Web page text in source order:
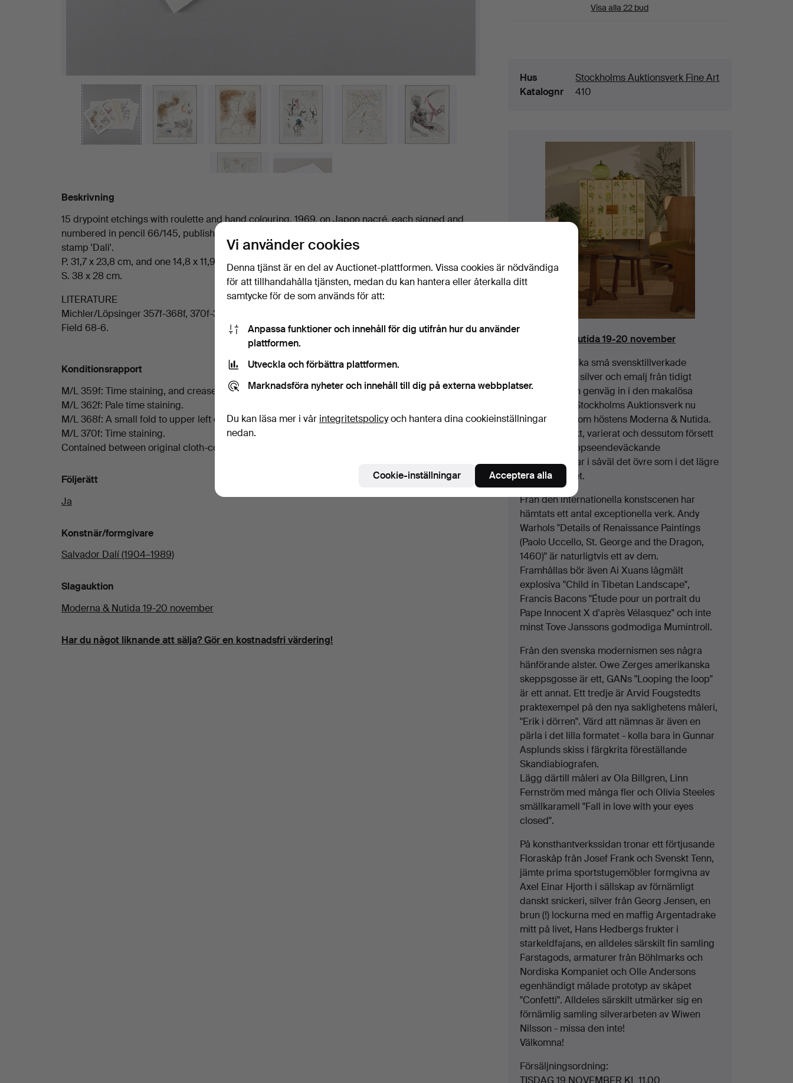
Beskrivning
15 drypoint etchings with roulette and hand colouring, 1969, on Japon nacré, each signed and
numbered in pencil 66/145, published by Éditions Argillet, Paris, with full margins, and blind
stamp 'Dali'.
P. 31,7 x 23,8 cm, and one 14,8 x 11,9 cm (M/L 372f).
S. 38 x 28 cm.
LITERATURE
Michler/Löpsinger 357f-368f, 370f-372f.
Field 68-6.
Konditionsrapport
M/L 359f: Time staining, and creases to upper edge.
M/L 362f: Pale time staining.
M/L 368f: A small fold to upper left corner.
M/L 370f: Time staining.
Contained between original cloth-covered covers.
Följerätt
Ja
Konstnär/formgivare
Salvador Dalí (1904–1989)
Slagauktion
Moderna & Nutida 19-20 november
Har du något liknande att sälja? Gör en kostnadsfri värdering!
Visa alla 22 bud
Hus
Stockholms Auktionsverk Fine Art
Katalognr
410
Moderna & Nutida 19-20 november
Ett par drömlika små svensktillverkade
bonbonjärer i silver och emalj från tidigt
1900-tal är en genväg in i den makalösa
katalog som Stockholms Auktionsverk nu
presenterar som höstens Moderna & Nutida.
Utbudet är rikt, varierat och dessutom försett
med några uppseendeväckande
överraskningar i såväl det övre som i det lägre
prissegmentet.
Från den internationella konstscenen har
hämtats ett antal exceptionella verk. Andy
Warhols "Details of Renaissance Paintings
(Paolo Uccello, St. George and the Dragon,
1460)" är naturligtvis ett av dem.
Framhållas bör även Ai Xuans lågmält
explosiva "Child in Tibetan Landscape",
Francis Bacons "Étude pour un portrait du
Pape Innocent X d'après Vélasquez" och inte
minst Tove Janssons godmodiga Mumintroll.
Från den svenska modernismen ses några
hänförande alster. Owe Zerges amerikanska
skeppsgosse är ett, GANs "Looping the loop"
är ett annat. Ett tredje är Arvid Fougstedts
praktexempel på den nya saklighetens måleri,
"Erik i dörren". Värd att nämnas är även en
pärla i det lilla formatet - kolla bara in Gunnar
Asplunds skiss i färgkrita föreställande
Skandiabiografen.
Lägg därtill måleri av Ola Billgren, Linn
Fernström med många fler och Olivia Steeles
smällkaramell "Fall in love with your eyes
closed".
På konsthantverkssidan tronar ett förtjusande
Floraskåp från Josef Frank och Svenskt Tenn,
jämte prima sportstugemöbler formgivna av
Axel Einar Hjorth i sällskap av förnämligt
danskt snickeri, silver från Georg Jensen, en
brun (!) lockurna med en maffig Argentadrake
mitt på livet, Hans Hedbergs frukter i
starkeldfajans, en alldeles särskilt fin samling
Farstagods, armaturer från Böhlmarks och
Nordiska Kompaniet och Olle Andersons
egenhändigt målade prototyp av skåpet
"Confetti". Alldeles särskilt utmärker sig en
förnämlig samling silverarbeten av Wiwen
Nilsson - missa den inte!
Välkomna!
Försäljningsordning:
TISDAG 19 NOVEMBER KL 11.00
Vi använder cookies
Denna tjänst är en del av Auctionet-plattformen. Vissa cookies är nödvändiga
för att tillhandahålla tjänsten, medan du kan hantera eller återkalla ditt
samtycke för de som används för att:
Anpassa funktioner och innehåll för dig utifrån hur du använder
plattformen.
Utveckla och förbättra plattformen.
Marknadsföra nyheter och innehåll till dig på externa webbplatser.
Du kan läsa mer i vår integritetspolicyoch hantera dina cookieinställningar
nedan.
Cookie-inställningar Acceptera alla